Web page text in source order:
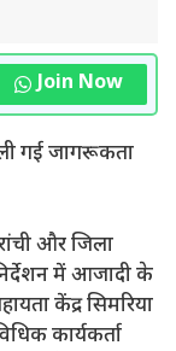
Join Now
गई जागरूकता
और जिला
निर्देशन में आजादी के
केंद्र सिमरिया
कार्यकर्ता